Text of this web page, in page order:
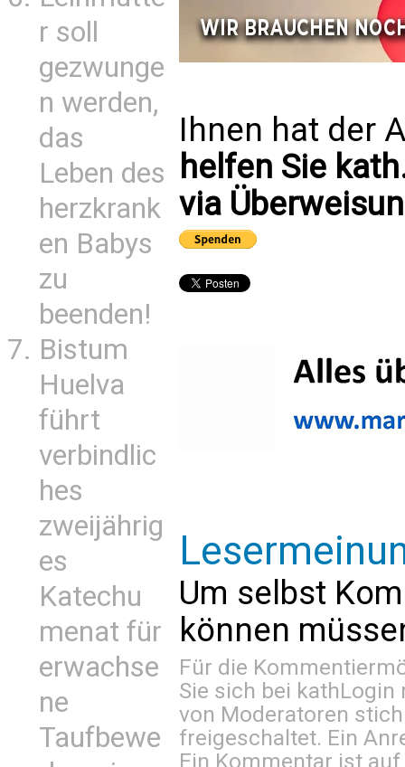
r soll
gezwunge
n werden,
das
Leben des
herzkrank
en Babys
zu
beenden!
Bistum
Huelva
führt
verbindlic
hes
zweijährig
es
Katechu
menat für
erwachse
ne
Taufbewe
Ihnen hat der
helfen Sie
via
Um selbst
können
Für die
Sie sich bei kathLogin
von Moderatoren
freigeschaltet. Ein
Ein Kommentar ist